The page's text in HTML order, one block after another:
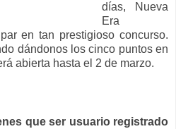
días, Nueva
Era
en tan prestigioso concurso.
dándonos los cinco puntos en
abierta hasta el 2 de marzo.
que ser usuario registrado